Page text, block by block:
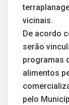
vicinais.
De acordo
serão
programas
alimentos
pelo